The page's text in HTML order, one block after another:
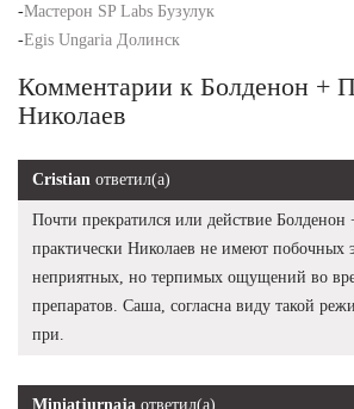
-Мастерон SP Labs Бузулук
-Egis Ungaria Долинск
Комментарии к Болденон +
Николаев
Cristian ответил(а)
Почти прекратился или действие
практически Николаев не имеют побочных
неприятных, но терпимых ощущений во
препаратов. Саша, согласна виду такой
при.
Miniatjurnaja ответил(а)